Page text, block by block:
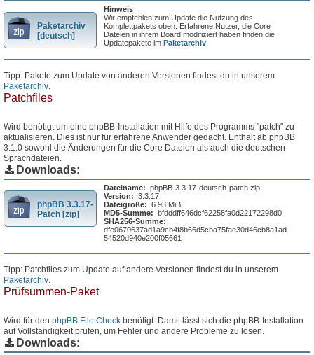
Paketarchiv
[deutsch]
Hinweis
Wir empfehlen zum Update die Nutzung des
Komplettpakets oben. Erfahrene Nutzer, die Core
Dateien in ihrem Board modifiziert haben finden die
Updatepakete imPaketarchiv
Tipp: Pakete zum Update von anderen Versionen findest du in unserem
Paketarchiv
Patchfiles
Wird benötigt um eine phpBB-Installation mit Hilfe des Programms "patch" zu
aktualisieren. Dies ist nur für erfahrene Anwender gedacht. Enthält ab phpBB
3.1.0 sowohl die Änderungen für die Core Dateien als auch die deutschen
Sprachdateien.
Downloads:
phpBB 3.3.17-
Patch [zip]
Dateiname: phpBB-3.3.17-deutsch-patch.zip
Version: 3.3.17
Dateigröße: 6.93 MiB
MD5-Summe: bfdddff646dcf62258fa0d22172298d0
SHA256-Summe:
dfe0670637ad1a9cb4f8b66d5cba75fae30d46cb8a1ad
54520d940e200f05661
Tipp: Patchfiles zum Update auf andere Versionen findest du in unserem
Paketarchiv
Prüfsummen-Paket
Wird für den phpBB File Check benötigt. Damit lässt sich die phpBB-Installation
auf Vollständigkeit prüfen, um Fehler und andere Probleme zu lösen.
Downloads: